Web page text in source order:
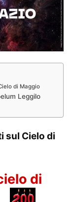
di Maggio
Leggilo
sul Cielo di
di